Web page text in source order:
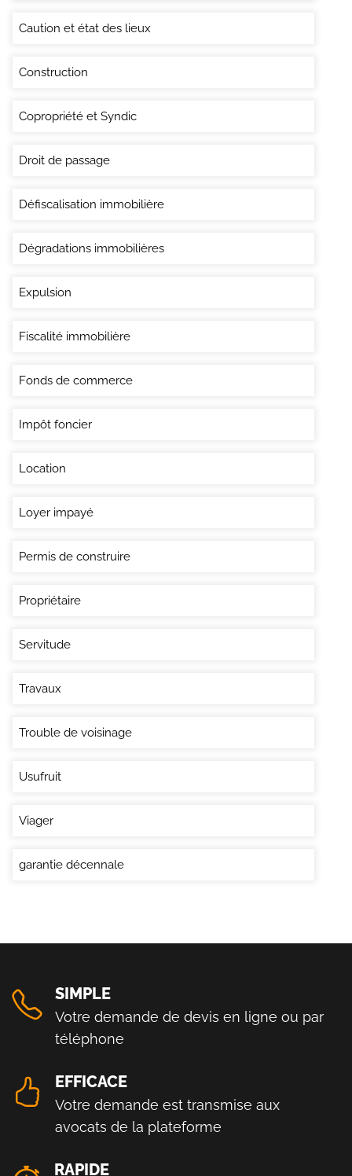
Caution et état des lieux
Construction
Copropriété et Syndic
Droit de passage
Défiscalisation immobilière
Dégradations immobilières
Expulsion
Fiscalité immobilière
Fonds de commerce
Impôt foncier
Location
Loyer impayé
Permis de construire
Propriétaire
Servitude
Travaux
Trouble de voisinage
Usufruit
Viager
garantie décennale
SIMPLE
Votre demande de devis en ligne ou par
téléphone
EFFICACE
Votre demande est transmise aux
avocats de la plateforme
RAPIDE